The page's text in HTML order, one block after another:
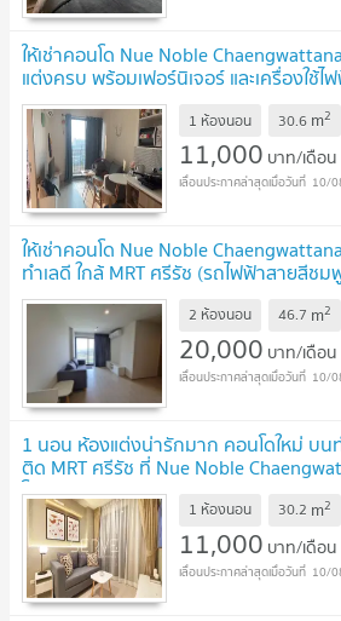
ให้เช่าคอนโด Nue Noble
แต่งครบ พร้อมเฟอร์นิเจอร์ และเครื่องใช้ไ
อนาคต) UPDATE !
1 ห้องนอน 30.6 m2
11,000 บาท/เดือน
10/
ให้เช่าคอนโด Nue Noble
ทำเลดี ใกล้ MRT ศรีรัช (รถไฟฟ้าสายสีช
2 ห้องนอน 46.7 m2
20,000 บาท/เดือน
10/
1 นอน ห้องแต่งน่ารักมาก คอนโดใหม่ บน
ติด MRT ศรีรัช ที่ Nue Noble
โด UPDATE !
1 ห้องนอน 30.2 m2
11,000 บาท/เดือน
10/